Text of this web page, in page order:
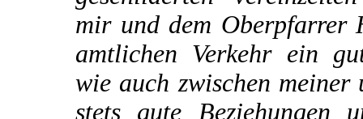
mir und dem Oberpfarrer
amtlichen Verkehr ein
wie auch zwischen
stets gute Beziehungen